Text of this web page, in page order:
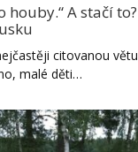
houby.“ A stačí
citovanou
malé děti…